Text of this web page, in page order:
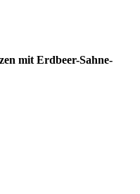
mit Erdbeer-Sahne-